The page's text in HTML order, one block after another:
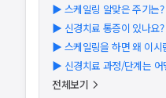
▶ 스케일링 알맞은 주기는
▶ 신경치료 통증이 있나요
▶ 스케일링을 하면 왜 이
▶ 신경치료 과정/단계는 어
전체보기